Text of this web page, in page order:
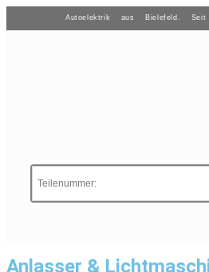
Autoelektrik aus Bielefeld.
Anlasser &